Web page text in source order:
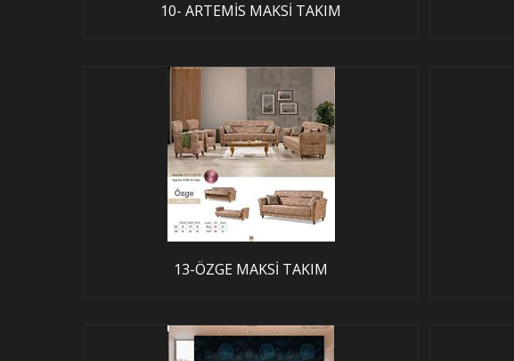
10- ARTEMİS MAKSİ TAKIM
13-ÖZGE MAKSİ TAKIM